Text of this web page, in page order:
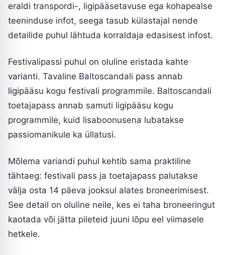
eraldi transpordi-, ligipääsetavuse ega kohapealse
teeninduse infot, seega tasub külastajal nende
detailide puhul lähtuda korraldaja edasisest infost.
Festivalipassi puhul on oluline eristada kahte
varianti. Tavaline Baltoscandali pass annab
ligipääsu kogu festivali programmile. Baltoscandali
toetajapass annab samuti ligipääsu kogu
programmile, kuid lisaboonusena lubatakse
passiomanikule ka üllatusi.
Mõlema variandi puhul kehtib sama praktiline
tähtaeg: festivali pass ja toetajapass palutakse
välja osta 14 päeva jooksul alates broneerimisest.
See detail on oluline neile, kes ei taha broneeringut
kaotada või jätta pileteid juuni lõpu eel viimasele
hetkele.